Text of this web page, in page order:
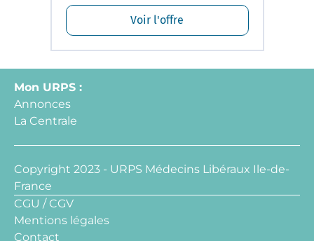
Voir l'offre
Mon URPS :
Annonces
La Centrale
Copyright 2023 - URPS Médecins Libéraux Ile-de-
France
CGU / CGV
Mentions légales
Contact